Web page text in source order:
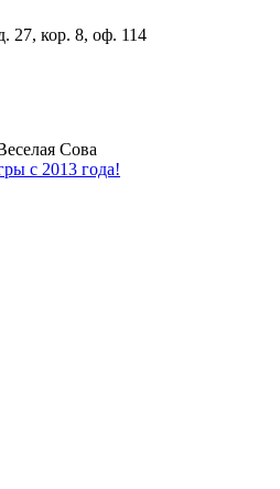
27, кор. 8, оф. 114
Сова
с 2013 года!